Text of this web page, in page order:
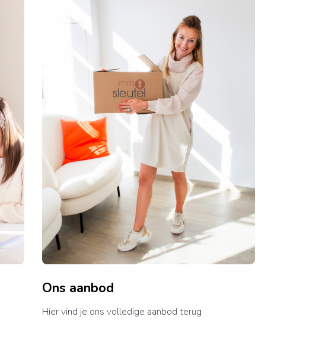
Ons aanbod
Hier vind je ons volledige aanbod terug